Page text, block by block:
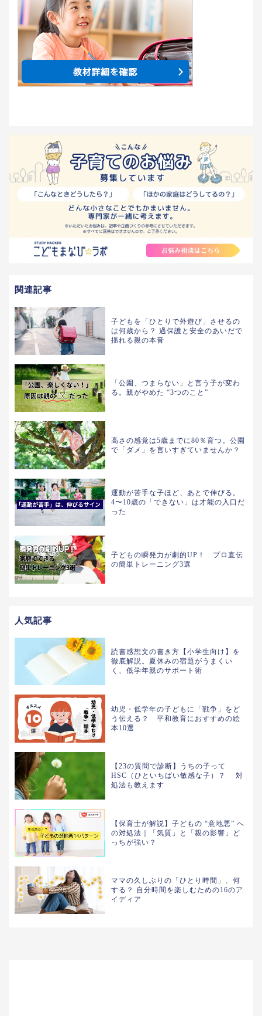
関連記事
子どもを「ひとりで外遊び」させるの
は何歳から？ 過保護と安全のあいだで
揺れる親の本音
「公園、つまらない」と言う子が変わ
る。親がやめた “3つのこと”
高さの感覚は5歳までに80％育つ。公園
で「ダメ」を言いすぎていませんか？
運動が苦手な子ほど、あとで伸びる。
4〜10歳の「できない」は才能の入口だ
った
子どもの瞬発力が劇的UP！ プロ直伝
の簡単トレーニング3選
人気記事
読書感想文の書き方【小学生向け】を
徹底解説。夏休みの宿題がうまくい
く、低学年親のサポート術
幼児・低学年の子どもに「戦争」をど
う伝える？ 平和教育におすすめの絵
本10選
【23の質問で診断】うちの子って
HSC（ひといちばい敏感な子）？ 対
処法も教えます
【保育士が解説】子どもの “意地悪” へ
の対処法｜「気質」と「親の影響」ど
っちが強い？
ママの久しぶりの「ひとり時間」、何
する？ 自分時間を楽しむための16のア
イディア